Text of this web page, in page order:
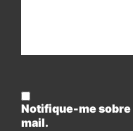
Notifique-me
mail.